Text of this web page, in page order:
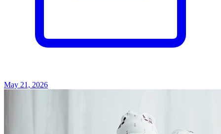
May 21, 2026